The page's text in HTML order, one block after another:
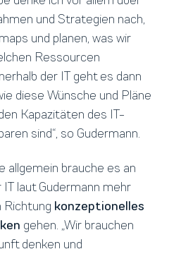
und Strategien nach,
und planen, was wir
Ressourcen
der IT geht es dann
diese Wünsche und Pläne
Kapazitäten des IT-
sind“, so Gudermann.
allgemein brauche es an
laut Gudermann mehr
Richtung konzeptionelles
gehen. „Wir brauchen
denken und